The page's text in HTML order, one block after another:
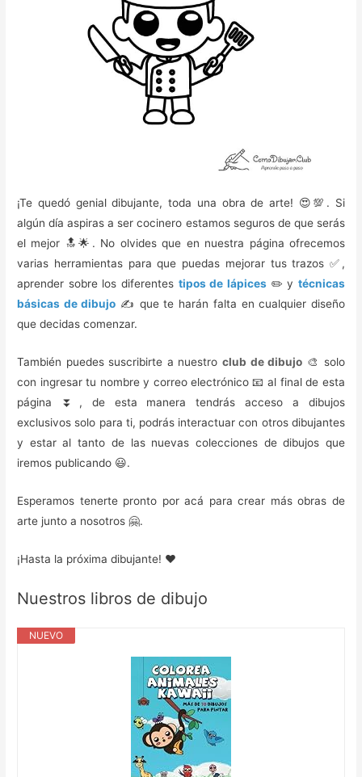
¡Te quedó genial dibujante, toda una obra de arte! 😍💯. Si
algún día aspiras a ser cocinero estamos seguros de que serás
el mejor 🔝🌟. No olvides que en nuestra página ofrecemos
varias herramientas para que puedas mejorar tus trazos ✅,
aprender sobre los diferentes tipos de lápices✏️ y técnicas
básicas de dibujo ✍️ que te harán falta en cualquier diseño
que decidas comenzar.
También puedes suscribirte a nuestro club de dibujo 🎨 solo
con ingresar tu nombre y correo electrónico 📧 al final de esta
página ⏬, de esta manera tendrás acceso a dibujos
exclusivos solo para ti, podrás interactuar con otros dibujantes
y estar al tanto de las nuevas colecciones de dibujos que
iremos publicando 😃.
Esperamos tenerte pronto por acá para crear más obras de
arte junto a nosotros 🤗.
¡Hasta la próxima dibujante! ❤️️
Nuestros libros de dibujo
NUEVO